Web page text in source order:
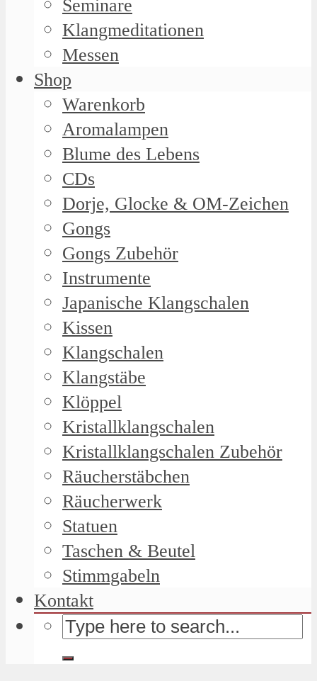
Seminare
Klangmeditationen
Messen
Shop
Warenkorb
Aromalampen
Blume des Lebens
CDs
Dorje, Glocke & OM-Zeichen
Gongs
Gongs Zubehör
Instrumente
Japanische Klangschalen
Kissen
Klangschalen
Klangstäbe
Klöppel
Kristallklangschalen
Kristallklangschalen Zubehör
Räucherstäbchen
Räucherwerk
Statuen
Taschen & Beutel
Stimmgabeln
Kontakt